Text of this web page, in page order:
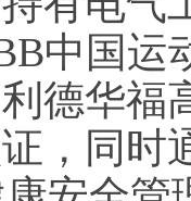
中国运
德华福
，同时